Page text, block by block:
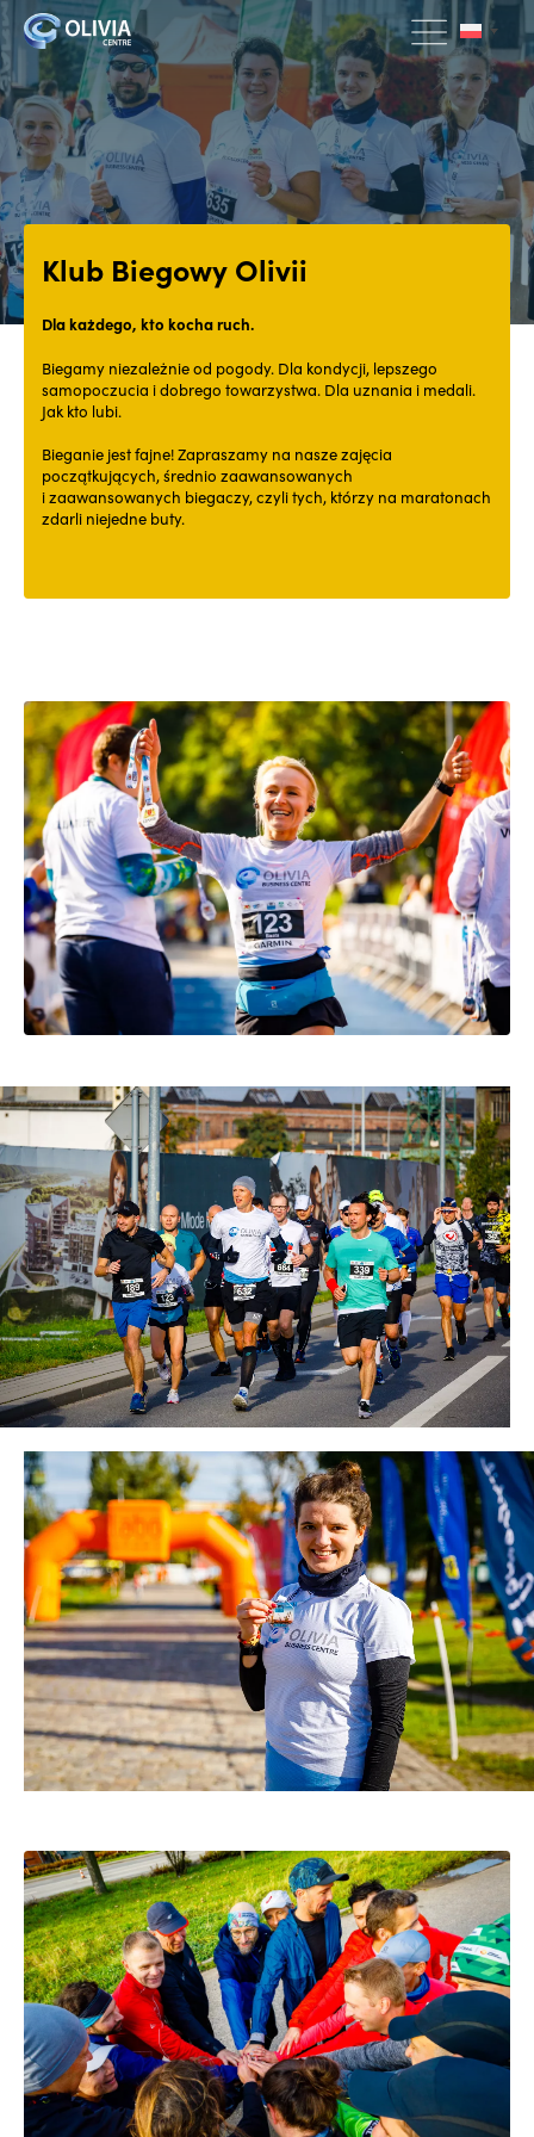
Klub Biegowy Olivii
Dla każdego, kto kocha ruch.
Biegamy niezależnie od pogody. Dla kondycji, lepszego
samopoczucia i dobrego towarzystwa. Dla uznania i medali.
Jak kto lubi.
Bieganie jest fajne! Zapraszamy na nasze zajęcia
początkujących, średnio zaawansowanych
i zaawansowanych biegaczy, czyli tych, którzy na maratonach
zdarli niejedne buty.